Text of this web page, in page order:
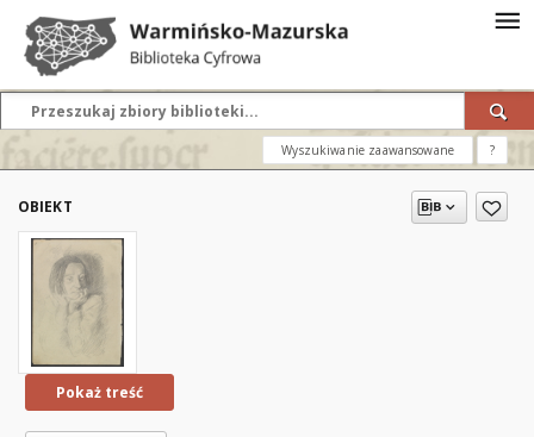
Wyszukiwanie zaawansowane ?
OBIEKT
Pokaż treść